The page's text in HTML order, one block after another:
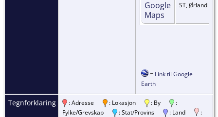
ST, Ørland
= Link til Google
Earth
Tegnforklaring : Adresse : Lokasjon : By
:
Fylke/Grevskap
: Stat/Provins : Land
: